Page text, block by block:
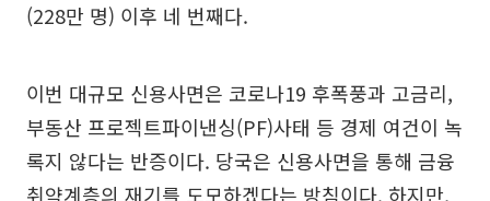
(228만 명) 이후 네 번째다.
이번 대규모 신용사면은 코로나19 후폭풍과 고금리,
부동산 프로젝트파이낸싱(PF)사태 등 경제 여건이 녹
록지 않다는 반증이다. 당국은 신용사면을 통해 금융
취약계층의 재기를 도모하겠다는 방침이다. 하지만,